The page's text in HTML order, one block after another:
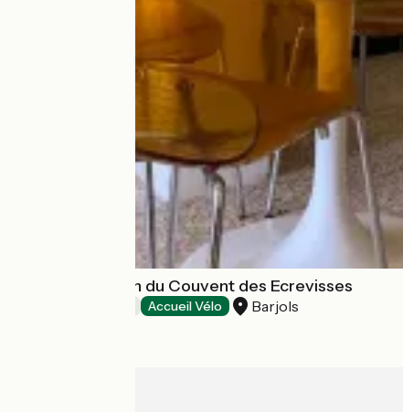
La petite maison du Couvent des Ecrevisses
Accueil Vélo Barjols